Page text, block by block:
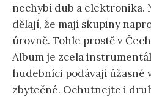
nechybí dub a elektronika.
dělají, že mají skupiny
úrovně. Tohle prostě v
Album je zcela
hudebníci podávají úžasné
zbytečné. Ochutnejte i